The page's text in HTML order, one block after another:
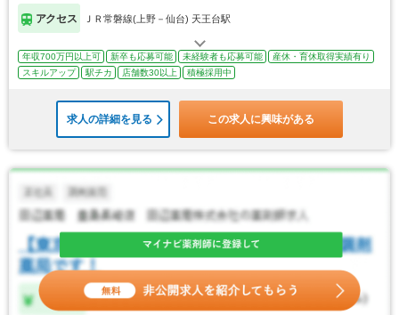
アクセス ＪＲ常磐線(上野－仙台) 天王台駅
年収700万円以上可 新卒も応募可能 未経験者も応募可能
産休・育休取得実績有り
スキルアップ
駅チカ 店舗数30以上 積極採用中
求人の詳細を見る この求人に興味がある